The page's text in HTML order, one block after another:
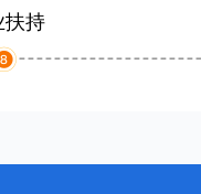
扶持